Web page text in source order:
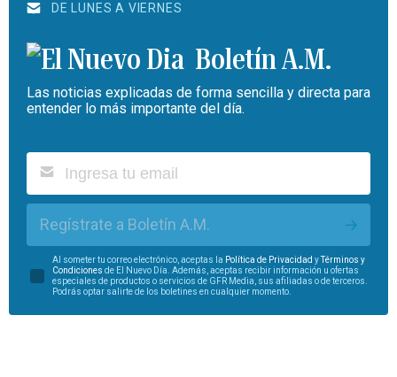
DE LUNES A VIERNES
Boletín A.M.
Las noticias explicadas de forma sencilla y directa para
entender lo más importante del día.
Regístrate a Boletín A.M.
Al someter tu correo electrónico, aceptas la Política de Privacidad yTérminos y
Condiciones de El Nuevo Día. Además, aceptas recibir información u ofertas
especiales de productos o servicios de GFR Media, sus afiliadas o de terceros.
Podrás optar salirte de los boletines en cualquier momento.